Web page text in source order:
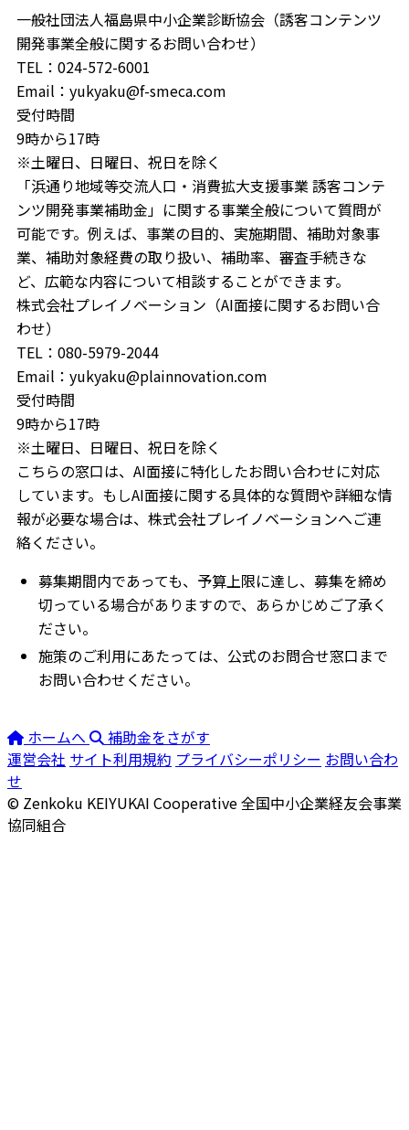
一般社団法人福島県中小企業診断協会（誘客コンテンツ
開発事業全般に関するお問い合わせ）
TEL：024-572-6001
Email：yukyaku@f-smeca.com
受付時間
9時から17時
※土曜日、日曜日、祝日を除く
「浜通り地域等交流人口・消費拡大支援事業 誘客コンテ
ンツ開発事業補助金」に関する事業全般について質問が
可能です。例えば、事業の目的、実施期間、補助対象事
業、補助対象経費の取り扱い、補助率、審査手続きな
ど、広範な内容について相談することができます。
株式会社プレイノベーション（AI面接に関するお問い合
わせ）
TEL：080-5979-2044
Email：yukyaku@plainnovation.com
受付時間
9時から17時
※土曜日、日曜日、祝日を除く
こちらの窓口は、AI面接に特化したお問い合わせに対応
しています。もしAI面接に関する具体的な質問や詳細な情
報が必要な場合は、株式会社プレイノベーションへご連
絡ください。
募集期間内であっても、予算上限に達し、募集を締め
切っている場合がありますので、あらかじめご了承く
ださい。
施策のご利用にあたっては、公式のお問合せ窓口まで
お問い合わせください。
ホームへ
補助金をさがす
運営会社 サイト利用規約 プライバシーポリシー お問い合わ
せ
© Zenkoku KEIYUKAI Cooperative全国中小企業経友会事業
協同組合